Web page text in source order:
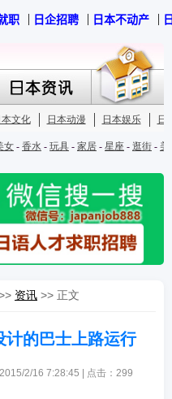
资讯 >> 正文
计的巴士上路运行
2/16 7:28:45 | 点击： 299